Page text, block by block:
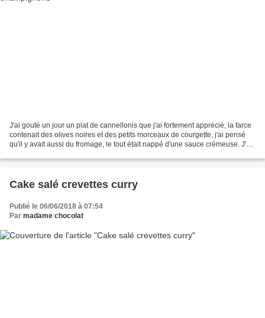
J'ai gouté un jour un plat de cannellonis que j'ai fortement apprécié, la farce
contenait des olives noires et des petits morceaux de courgette, j'ai pensé
qu'il y avait aussi du fromage, le tout était nappé d'une sauce crémeuse. J'ai
Cake salé crevettes curry
Publié le 06/06/2018 à 07:54
Par madame chocolat